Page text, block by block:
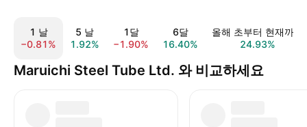
1 날
−0.81%
5 날
1.92%
1달
−1.90%
6달
16.40%
올해 초부터 현재까지
24.93%
Maruichi Steel Tube Ltd. 와 비교하세요